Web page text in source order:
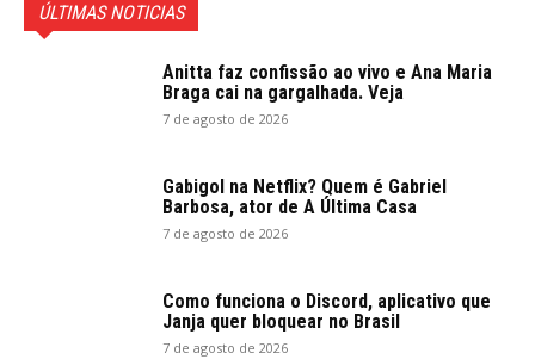
ÚLTIMAS NOTICIAS
Anitta faz confissão ao vivo e Ana Maria
Braga cai na gargalhada. Veja
7 de agosto de 2026
Gabigol na Netflix? Quem é Gabriel
Barbosa, ator de A Última Casa
7 de agosto de 2026
Como funciona o Discord, aplicativo que
Janja quer bloquear no Brasil
7 de agosto de 2026